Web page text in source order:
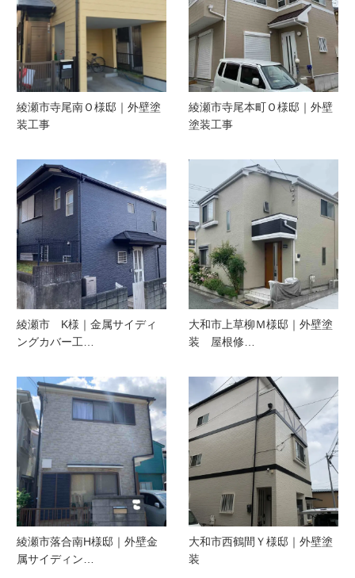
綾瀬市寺尾南Ｏ様邸｜外壁塗
装工事
綾瀬市寺尾本町Ｏ様邸｜外壁
塗装工事
綾瀬市 K様｜金属サイディ
ングカバー工…
大和市上草柳Ｍ様邸｜外壁塗
装 屋根修…
綾瀬市落合南H様邸｜外壁金
属サイディン…
大和市西鶴間Ｙ様邸｜外壁塗
装